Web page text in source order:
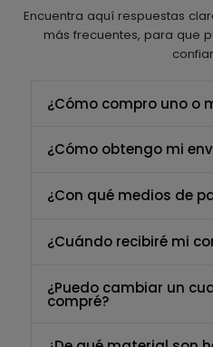
Encuentra aquí respuestas
más frecuentes, para que
¿Cómo compro uno o
¿Cómo obtengo mi
¿Con qué medios de
¿Cuándo recibiré mi
¿Puedo cambiar un
compré?